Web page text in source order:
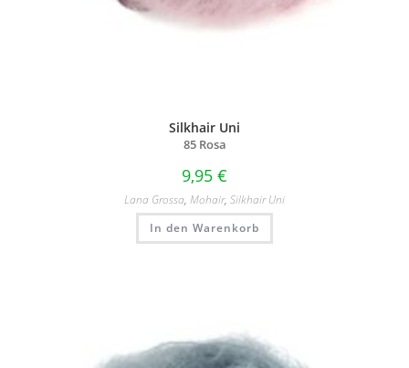
Silkhair Uni
85 Rosa
9,95 €
Lana Grossa, Mohair, Silkhair Uni
In den Warenkorb